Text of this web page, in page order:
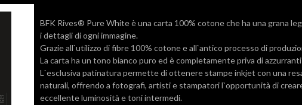
BFK Rives® Pure White è una carta 100% cotone che ha una grana
i dettagli di ogni immagine.
Grazie all`utilizzo di fibre 100% cotone e all`antico processo di
La carta ha un tono bianco puro ed è completamente priva di
L`esclusiva patinatura permette di ottenere stampe inkjet con una
naturali, offrendo a fotografi, artisti e stampatori l`opportunità di
eccellente luminosità e toni intermedi.